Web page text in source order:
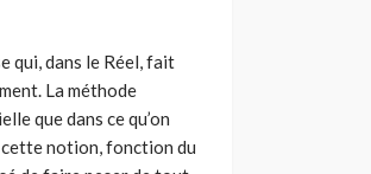
qui, dans le Réel, fait
La méthode
que dans ce qu’on
cette notion, fonction du